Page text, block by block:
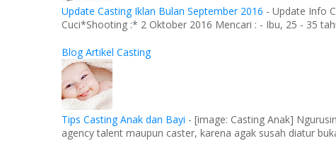
Update Casting Iklan Bulan September 2016 - Update Info
Cuci*Shooting :* 2 Oktober 2016 Mencari : - Ibu, 25 - 35
Blog Artikel Casting
Tips Casting Anak dan Bayi - [image: Casting Anak]
agency talent maupun caster, karena agak susah diatur